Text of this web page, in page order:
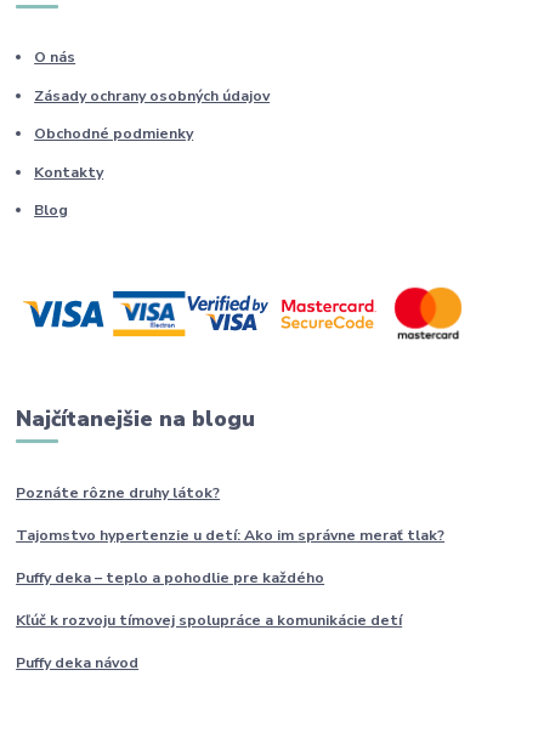
O nás
Zásady ochrany osobných údajov
Obchodné podmienky
Kontakty
Blog
Najčítanejšie na blogu
Poznáte rôzne druhylátok?
Tajomstvo hypertenzie u detí: Ako im správne merať tlak?
Puffy deka – teplo a pohodlie pre každého
Kľúč k rozvoju tímovej spolupráce a komunikácie detí
Puffy deka návod